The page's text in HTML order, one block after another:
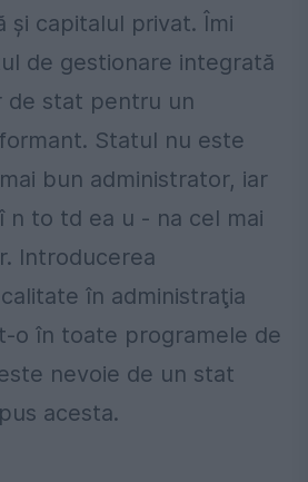
şi capitalul privat. Îmi
de gestionare integrată
de stat pentru un
Statul nu este
bun administrator, iar
n to td ea u - na cel mai
Introducerea
în administraţia
o în toate programele de
nevoie de un stat
acesta.